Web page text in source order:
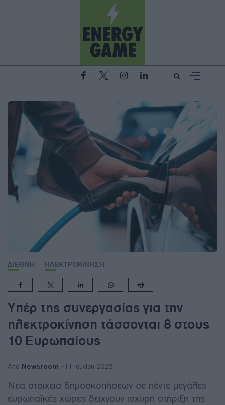
ΔΙΕΘΝΗ ΗΛΕΚΤΡΟΚΙΝΗΣΗ
Υπέρ της συνεργασίας για την
ηλεκτροκίνηση τάσσονται 8 στους
10 Ευρωπαίους
Από Newsroom 11 Ιουνίου 2026
Νέα στοιχεία δημοσκοπήσεων σε πέντε μεγάλες
ευρωπαϊκές χώρες δείχνουν ισχυρή στήριξη της